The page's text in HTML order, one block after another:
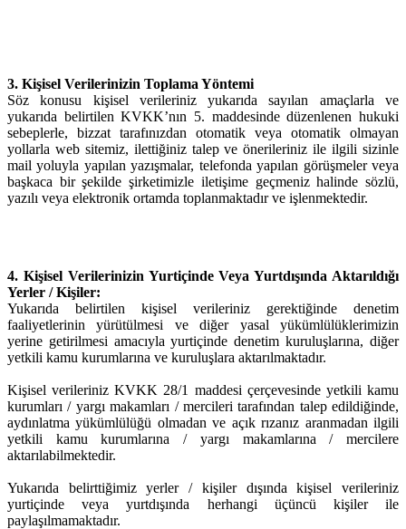
3. Kişisel Verilerinizin Toplama Yöntemi
Söz konusu kişisel verileriniz yukarıda sayılan amaçlarla ve
yukarıda belirtilen KVKK’nın 5. maddesinde düzenlenen hukuki
sebeplerle, bizzat tarafınızdan otomatik veya otomatik olmayan
yollarla web sitemiz, ilettiğiniz talep ve önerileriniz ile ilgili sizinle
mail yoluyla yapılan yazışmalar, telefonda yapılan görüşmeler veya
başkaca bir şekilde şirketimizle iletişime geçmeniz halinde sözlü,
yazılı veya elektronik ortamda toplanmaktadır ve işlenmektedir.
4. Kişisel Verilerinizin Yurtiçinde Veya Yurtdışında Aktarıldığı
Yerler / Kişiler:
Yukarıda belirtilen kişisel verileriniz gerektiğinde denetim
faaliyetlerinin yürütülmesi ve diğer yasal yükümlülüklerimizin
yerine getirilmesi amacıyla yurtiçinde denetim kuruluşlarına, diğer
yetkili kamu kurumlarına ve kuruluşlara aktarılmaktadır.
Kişisel verileriniz KVKK 28/1 maddesi çerçevesinde yetkili kamu
kurumları / yargı makamları / mercileri tarafından talep edildiğinde,
aydınlatma yükümlülüğü olmadan ve açık rızanız aranmadan ilgili
yetkili kamu kurumlarına / yargı makamlarına / mercilere
aktarılabilmektedir.
Yukarıda belirttiğimiz yerler / kişiler dışında kişisel verileriniz
yurtiçinde veya yurtdışında herhangi üçüncü kişiler ile
paylaşılmamaktadır.